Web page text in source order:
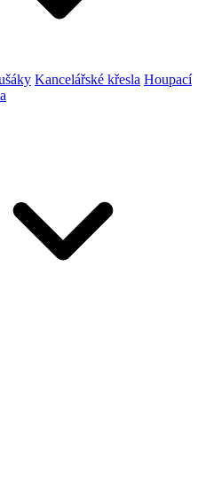
Kancelářské křesla Houpací